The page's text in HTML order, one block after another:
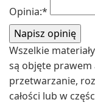
Opinia:*
Wszelkie
są objęte
przetwarzanie,
całości lub w